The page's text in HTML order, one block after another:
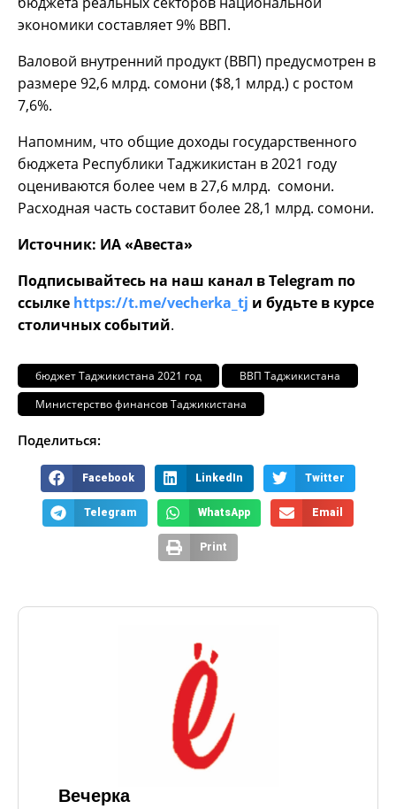
экономики составляет 9% ВВП.
Валовой внутренний продукт (ВВП) предусмотрен в
размере 92,6 млрд. сомони ($8,1 млрд.) с ростом
7,6%.
Напомним, что общие доходы государственного
бюджета Республики Таджикистан в 2021 году
оцениваются более чем в 27,6 млрд. сомони.
Расходная часть составит более 28,1 млрд. сомони.
Источник: ИА «Авеста»
Подписывайтесь на наш канал в Telegram по
ссылке https://t.me/vecherka_tj и будьте в курсе
столичных событий.
бюджет Таджикистана 2021 год
ВВП Таджикистана
Министерство финансов Таджикистана
Поделиться:
Facebook LinkedIn Twitter
Telegram WhatsApp Email
Print
Вечерка